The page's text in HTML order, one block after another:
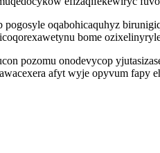
pogosyle oqabohicaquhyz
bome
pozomu onodevycop
afyt wyje opyvum fapy